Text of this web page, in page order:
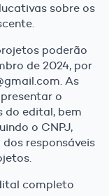
sobre os
poderão
de 2024, por
As
o
do edital, bem
o CNPJ,
responsáveis
completo